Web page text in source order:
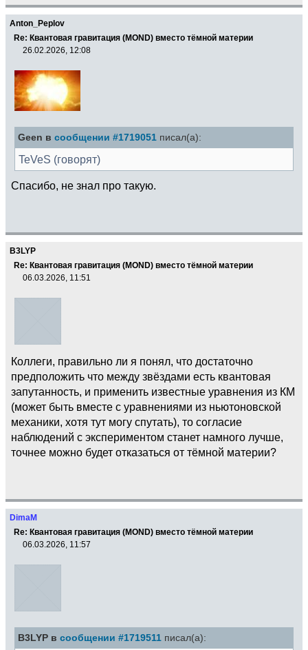
Anton_Peplov
Re: Квантовая гравитация (MOND) вместо тёмной материи
26.02.2026, 12:08
Geen в сообщении #1719051 писал(а):
TeVeS (говорят)
Спасибо, не знал про такую.
B3LYP
Re: Квантовая гравитация (MOND) вместо тёмной материи
06.03.2026, 11:51
Коллеги, правильно ли я понял, что достаточно
предположить что между звёздами есть квантовая
запутанность, и применить известные уравнения из КМ
(может быть вместе с уравнениями из ньютоновской
механики, хотя тут могу спутать), то согласие
наблюдений с экспериментом станет намного лучше,
точнее можно будет отказаться от тёмной материи?
DimaM
Re: Квантовая гравитация (MOND) вместо тёмной материи
06.03.2026, 11:57
B3LYP в сообщении #1719511 писал(а):